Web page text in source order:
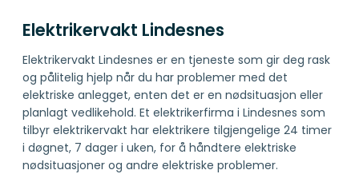
Elektrikervakt Lindesnes
Elektrikervakt Lindesnes er en tjeneste som gir deg rask
og pålitelig hjelp når du har problemer med det
elektriske anlegget, enten det er en nødsituasjon eller
planlagt vedlikehold. Et elektrikerfirma i Lindesnes som
tilbyr elektrikervakt har elektrikere tilgjengelige 24 timer
i døgnet, 7 dager i uken, for å håndtere elektriske
nødsituasjoner og andre elektriske problemer.